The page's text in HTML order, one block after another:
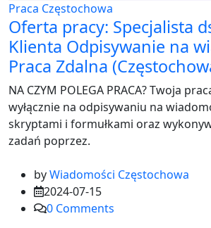
Praca Częstochowa
Oferta pracy: Specjalista
Klienta Odpisywanie na
Praca Zdalna
NA CZYM POLEGA PRACA? Twoja
wyłącznie na odpisywaniu na
skryptami i formułkami oraz
zadań poprzez.
byWiadomości Częstochowa
2024-07-15
0 Comments